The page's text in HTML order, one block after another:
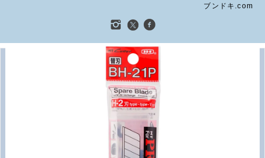
ブンドキ.com